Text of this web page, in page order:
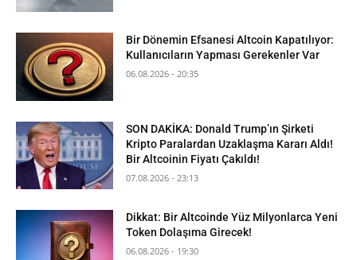
Bir Dönemin Efsanesi Altcoin Kapatılıyor:
Kullanıcıların Yapması Gerekenler Var
06.08.2026 - 20:35
SON DAKİKA: Donald Trump’ın Şirketi
Kripto Paralardan Uzaklaşma Kararı Aldı!
Bir Altcoinin Fiyatı Çakıldı!
07.08.2026 - 23:13
Dikkat: Bir Altcoinde Yüz Milyonlarca Yeni
Token Dolaşıma Girecek!
06.08.2026 - 19:30